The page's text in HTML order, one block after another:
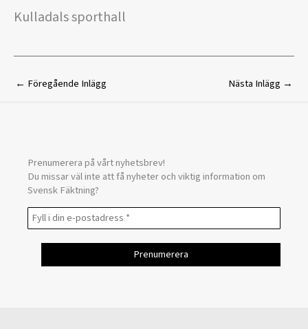
Kulladals sporthall
← Föregående Inlägg Nästa Inlägg →
Prenumerera på vårt nyhetsbrev!
Du missar väl inte att få nyheter och viktig information om
Svensk Fäktning?